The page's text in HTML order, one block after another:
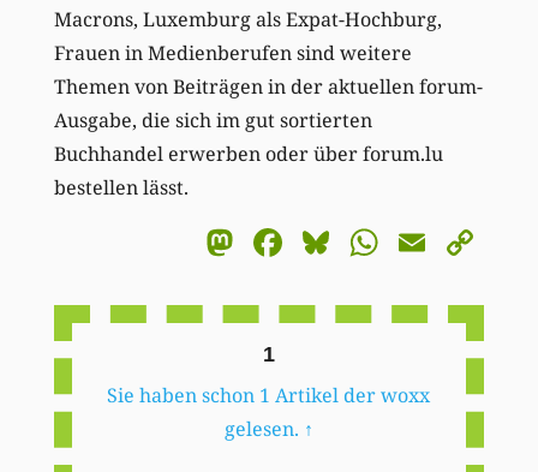
Macrons, Luxemburg als Expat-Hochburg,
Frauen in Medienberufen sind weitere
Themen von Beiträgen in der aktuellen forum-
Ausgabe, die sich im gut sortierten
Buchhandel erwerben oder über forum.lu
bestellen lässt.
Mastodon
Facebook
BlueskyEmail
1
Sie haben schon 1 Artikel der woxx
gelesen. ↑